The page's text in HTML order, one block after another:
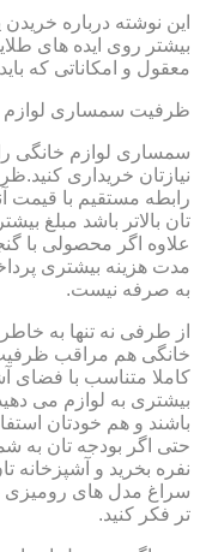
این نوشته درباره
بیشتر روی ایده های
معقول و امکاناتی که
ظرفیت سمساری لوازم
سمساری لوازم خانگی را
نیازتان خریداری
رابطه مستقیم با قیمت
تان بالاتر باشد مبلغ
علاوه اگر محصولی با
مدت هزینه بیشتری
به صرفه نیست.
از طرفی نه تنها به
خانگی هم مراقب ظرفیت
کاملا متناسب با فضای
بیشتری به لوازم می
باشند و هم خودتان
نفره بخرید و آشپزخانه
سراغ مدل های رومیزی
تر فکر کنید.